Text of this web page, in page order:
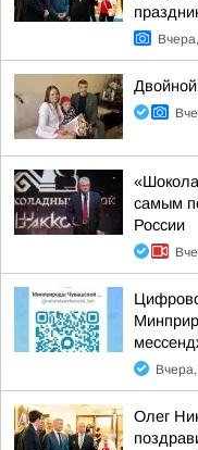
самым
России
Олег